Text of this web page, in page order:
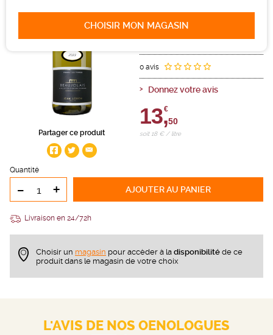
CHOISIR MON MAGASIN
Partager ce produit
0 avis
Donnez votre avis
13,
€
50
soit 18 € / litre
Quantité
- + AJOUTERAU PANIER
Livraison en 24/72h
Choisir un magasin pour accèder à la disponibilité de ce
produit dans le magasin de votre choix
L'AVIS DE NOS OENOLOGUES